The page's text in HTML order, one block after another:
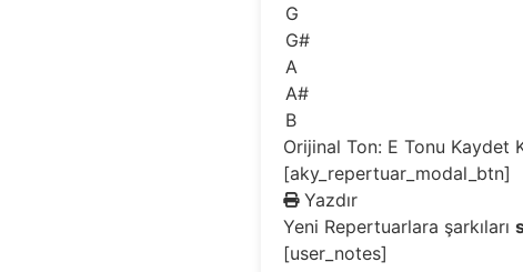
G
G#
A
A#
B
Orijinal Ton: ETonu Kaydet
[aky_repertuar_modal_btn]
Yazdır
Yeni Repertuarlara şarkıları
[user_notes]